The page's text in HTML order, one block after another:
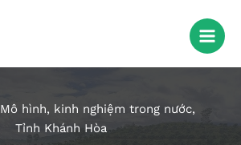
Mô hình, kinh nghiệm trong nước,
Tỉnh Khánh Hòa